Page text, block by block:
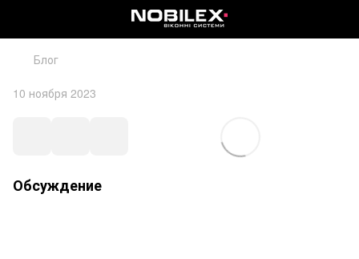
Блог
10 ноября 2023
Обсуждение